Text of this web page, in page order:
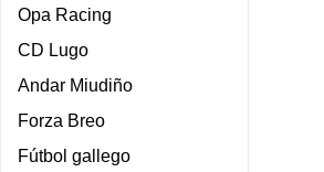
Opa Racing
CD Lugo
Andar Miudiño
Forza Breo
Fútbol gallego